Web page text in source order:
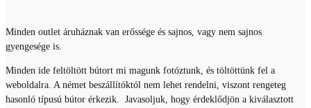
Minden outlet áruháznak van erőssége és sajnos, vagy nem sajnos
gyengesége is.
Minden ide feltöltött bútort mi magunk fotóztunk, és töltöttünk fel a
weboldalra. A német beszállítóktól nem lehet rendelni, viszont rengeteg
hasonló típusú bútor érkezik. Javasoljuk, hogy érdeklődjön a kiválasztott